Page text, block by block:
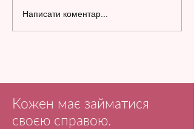
Написати коментар...
Кожен має займатися
своєю справою.